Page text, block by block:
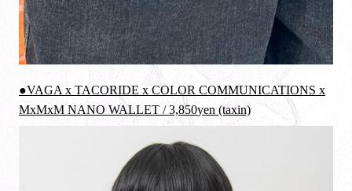
●VAGA x TACORIDE x COLOR COMMUNICATIONS x
MxMxM NANO WALLET /3,850yen (taxin)